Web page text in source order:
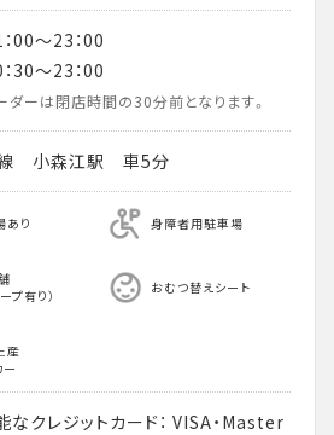
00～23：00
30～23：00
ダーは閉店時間の30分前となります。
小森江駅 車5分
あり 身障者用駐車場
プ有り）
おむつ替えシート
産
ー
なクレジットカード： VISA・Master